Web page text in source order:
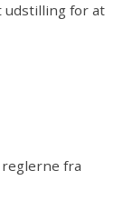
udstilling for at
fra